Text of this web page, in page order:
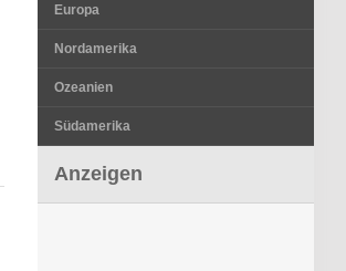
Europa
Nordamerika
Ozeanien
Südamerika
Anzeigen